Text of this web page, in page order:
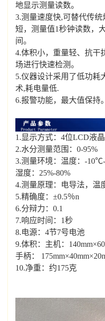
地显示测量读数。
3.测量速度快,可替代传
短，测量值1秒钟读数，
间。
4.体积小，重量轻、抗干
场进行快速检测。
5.仪器设计采用了低功耗
术,耗电量低.
6.报警功能，最大值保持。
1.显示方式：4位LCD液
2.水分测量范围：0-95%
3.测量环境：温度：-
湿度：25%-80%
4.测量原理：电导法，温
5.精确度：±0.5％n
6.分辩力：0.1
7.响应时间：1秒
8.电源：4节7号电池
9.体积：主机：
手柄：
10.净重：约175克